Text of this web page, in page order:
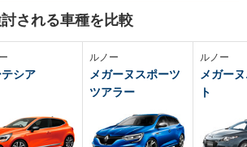
される車種を比較
シア
ルノー
メガーヌスポーツ
ツアラー
ルノー
メガー
ト